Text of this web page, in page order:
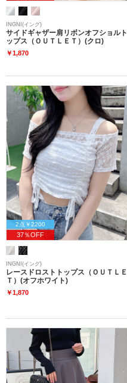
INGNI(イング)
サイドギャザー肩リボンオフショルト
ップス（ＯＵＴＬＥＴ）(クロ)
￥1,870
2点￥2200
37％OFF
INGNI(イング)
レースドロストトップス（ＯＵＴＬＥ
Ｔ）(オフホワイト)
￥1,870